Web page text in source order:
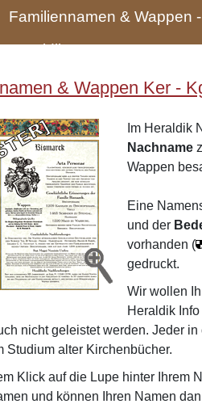
Familiennamen & Wappen -
Heraldik
& Wappen Ker -
Im Heraldik
Nachname
Wappen
Eine
und der
vorhanden (
gedruckt.
Wir wollen
Heraldik
nicht geleistet werden. Jeder
Studium alter Kirchenbücher.
Klick auf die Lupe hinter Ihrem
und können Ihren Namen